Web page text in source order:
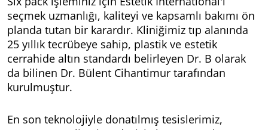
seçmek uzmanlığı, kaliteyi ve kapsamlı bakımı ön
planda tutan bir karardır. Kliniğimiz tıp alanında
25 yıllık tecrübeye sahip, plastik ve estetik
cerrahide altın standardı belirleyen Dr. B olarak
da bilinen Dr. Bülent Cihantimur tarafından
kurulmuştur.
En son teknolojiyle donatılmış tesislerimiz,